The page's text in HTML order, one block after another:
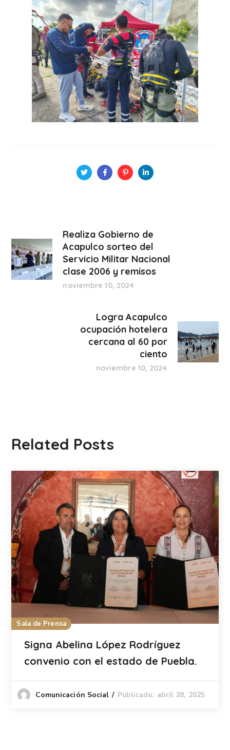
Realiza Gobierno de
Acapulco sorteo del
Servicio Militar Nacional
clase 2006 y remisos
noviembre 10, 2024
Logra Acapulco
ocupación hotelera
cercana al 60 por
ciento
noviembre 10, 2024
Related Posts
Sala de Prensa
Signa Abelina López Rodríguez
convenio con el estado de Puebla.
Comunicación Social Publicado: abril 28, 2025